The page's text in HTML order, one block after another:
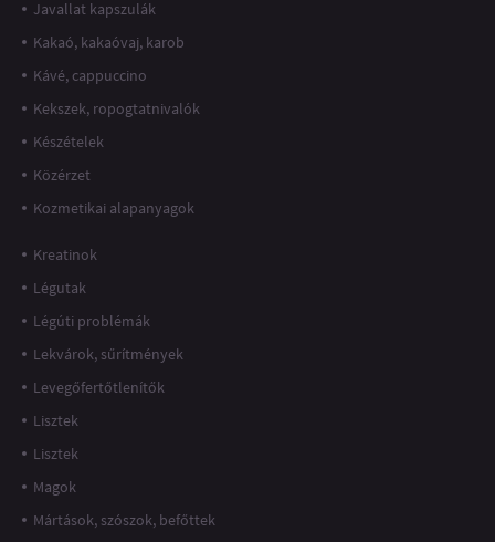
Javallat kapszulák
Kakaó, kakaóvaj, karob
Kávé, cappuccino
Kekszek, ropogtatnivalók
Készételek
Közérzet
Kozmetikai alapanyagok
Kreatinok
Légutak
Légúti problémák
Lekvárok, sűrítmények
Levegőfertőtlenítők
Lisztek
Lisztek
Magok
Mártások, szószok, befőttek